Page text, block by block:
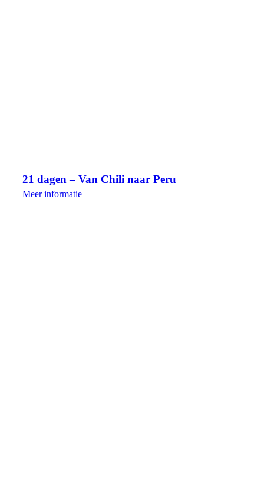
21 dagen – Van Chili naar Peru
Meer informatie